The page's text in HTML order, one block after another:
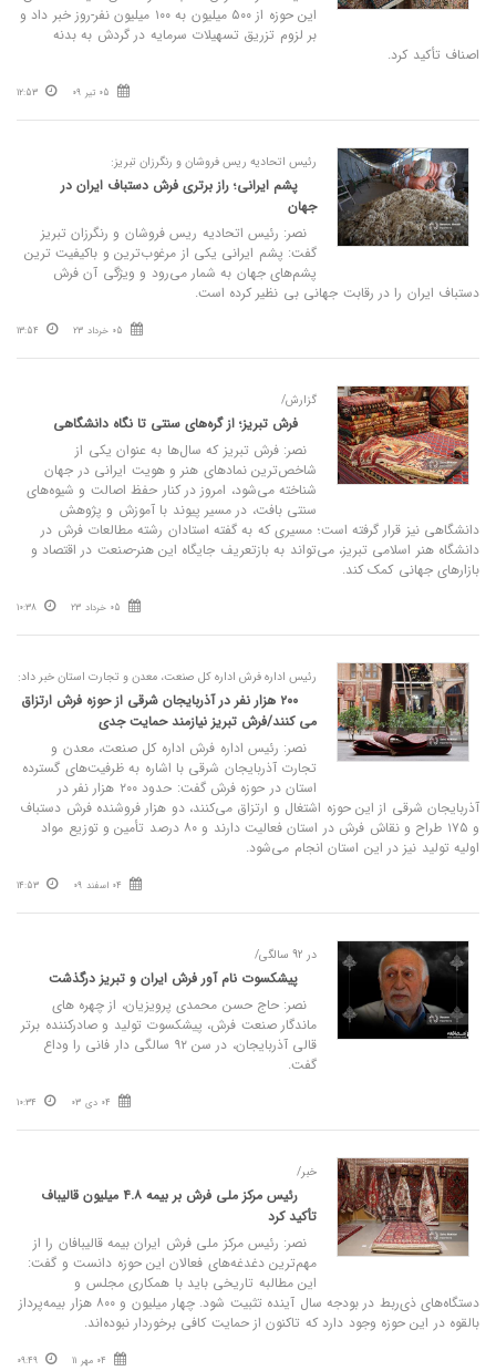
این حوزه از ۵۰۰ میلیون به ۱۰۰ میلیون نفر-روز خبر داد و
بر لزوم تزریق تسهیلات سرمایه در گردش به بدنه
اصناف تأکید کرد.
05 تیر 09 12:53
رئیس اتحادیه ریس‌ فروشان و رنگرزان تبریز:
پشم ایرانی؛ راز برتری فرش دستباف ایران در
جهان
نصر: رئیس اتحادیه ریس‌ فروشان و رنگرزان تبریز
گفت: پشم ایرانی یکی از مرغوب‌ترین و باکیفیت‌ ترین
پشم‌های جهان به شمار می‌رود و ویژگی آن فرش
دستباف ایران را در رقابت جهانی بی‌ نظیر کرده است.
05 خرداد 23 13:54
گزارش/
فرش تبریز؛ از گره‌های سنتی تا نگاه دانشگاهی
نصر: فرش تبریز که سال‌ها به عنوان یکی از
شاخص‌ترین نمادهای هنر و هویت ایرانی در جهان
شناخته می‌شود، امروز در کنار حفظ اصالت و شیوه‌های
سنتی بافت، در مسیر پیوند با آموزش و پژوهش
دانشگاهی نیز قرار گرفته است؛ مسیری که به گفته استادان رشته مطالعات فرش در
دانشگاه هنر اسلامی تبریز، می‌تواند به بازتعریف جایگاه این هنر-صنعت در اقتصاد و
بازارهای جهانی کمک کند.
05 خرداد 23 10:38
رئیس اداره فرش اداره کل صنعت، معدن و تجارت استان خبر داد:
۲۰۰ هزار نفر در آذربایجان شرقی از حوزه فرش ارتزاق
می‌ کنند/فرش تبریز نیازمند حمایت جدی
نصر: رئیس اداره فرش اداره کل صنعت، معدن و
تجارت آذربایجان شرقی با اشاره به ظرفیت‌های گسترده
استان در حوزه فرش گفت: حدود ۲۰۰ هزار نفر در
آذربایجان شرقی از این حوزه اشتغال و ارتزاق می‌کنند، دو هزار فروشنده فرش دستباف
و ۱۷۵ طراح و نقاش فرش در استان فعالیت دارند و ۸۰ درصد تأمین و توزیع مواد
اولیه تولید نیز در این استان انجام می‌شود.
04 اسفند 09 14:53
در 92 سالگی/
پیشکسوت نام‌ آور فرش ایران و تبریز درگذشت
نصر: ​حاج حسن محمدی پرویزیان، از چهره‌ های
ماندگار صنعت فرش، پیشکسوت تولید و صادرکننده برتر
قالی آذربایجان، در سن ۹۲ سالگی دار فانی را وداع
گفت.
04 دی 03 10:34
خبر/
رئیس مرکز ملی فرش بر بیمه ۴.۸ میلیون قالیباف
تأکید کرد
نصر: رئیس مرکز ملی فرش ایران بیمه‌ قالیبافان را از
مهم‌ترین دغدغه‌های فعالان این حوزه دانست و گفت:
این مطالبه‌ تاریخی باید با همکاری مجلس و
دستگاه‌های ذی‌ربط در بودجه‌ سال آینده تثبیت شود. چهار میلیون و ۸۰۰ هزار بیمه‌پرداز
بالقوه در این حوزه وجود دارد که تاکنون از حمایت کافی برخوردار نبوده‌اند.
04 مهر 11 09:49